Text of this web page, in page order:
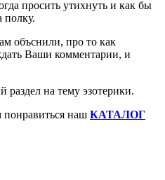
просить утихнуть и как бы
полку.
объснили, про то как
Ваши комментарии, и
раздел на тему эзотерики.
наш КАТАЛОГ